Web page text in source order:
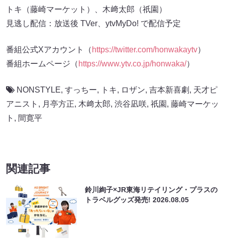
トキ（藤崎マーケット）、木﨑太郎（祇園）
見逃し配信：放送後 TVer、ytvMyDo! で配信予定
番組公式Xアカウント（ https://twitter.com/honwakaytv）
番組ホームページ（ https://www.ytv.co.jp/honwaka/）
NONSTYLE, すっちー, トキ, ロザン, 吉本新喜劇 , 天才ピ
アニスト , 月亭方正, 木﨑太郎, 渋谷凪咲, 祇園 , 藤崎マーケッ
ト , 間寛平
関連記事
鈴川絢子×JR東海リテイリング・プラスの
トラベルグッズ発売!2026.08.05